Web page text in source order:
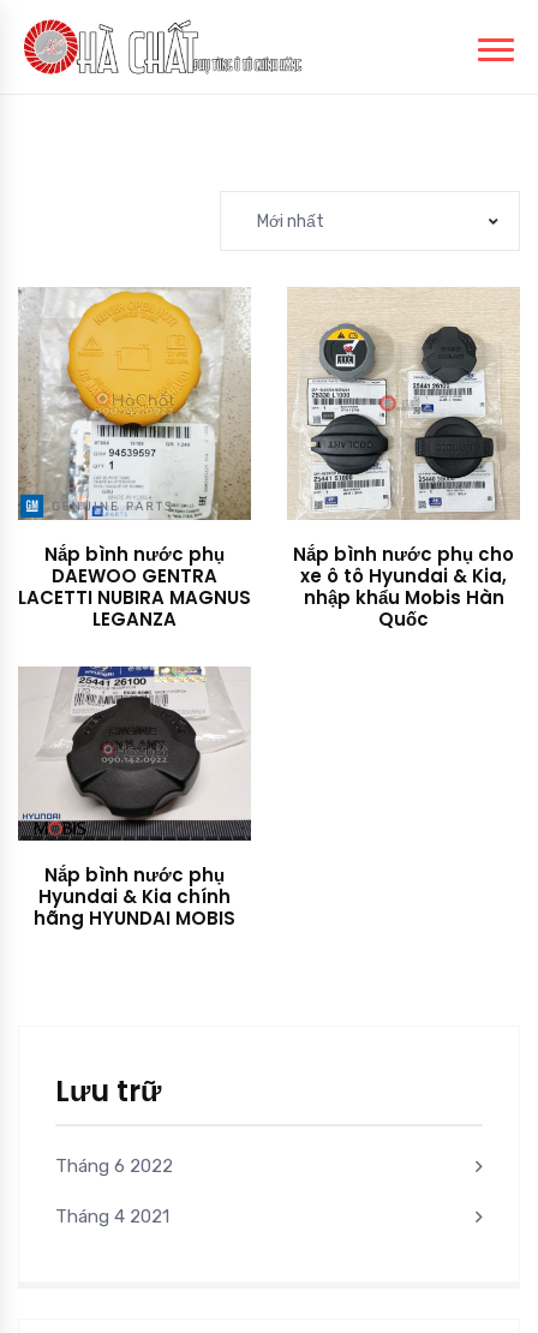
Lưu trữ
Tháng 6 2022
Tháng 4 2021
Mới nhất
Nắp bình nước phụ
DAEWOO GENTRA
LACETTI NUBIRA MAGNUS
LEGANZA
Nắp bình nước phụ cho
xe ô tô Hyundai & Kia,
nhập khẩu Mobis Hàn
Quốc
Nắp bình nước phụ
Hyundai & Kia chính
hãng HYUNDAI MOBIS